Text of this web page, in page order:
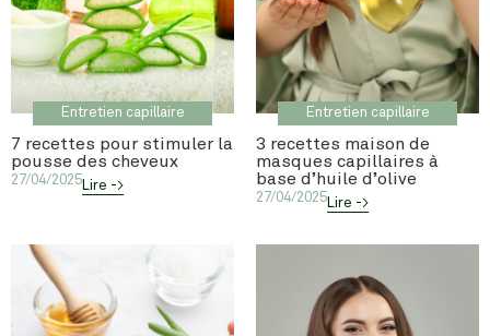
Entretien capillaire
7 recettes pour stimuler la
pousse des cheveux
27/04/2025Lire ->
Entretien capillaire
3 recettes maison de
masques capillaires à
base d’huile d’olive
27/04/2025Lire ->